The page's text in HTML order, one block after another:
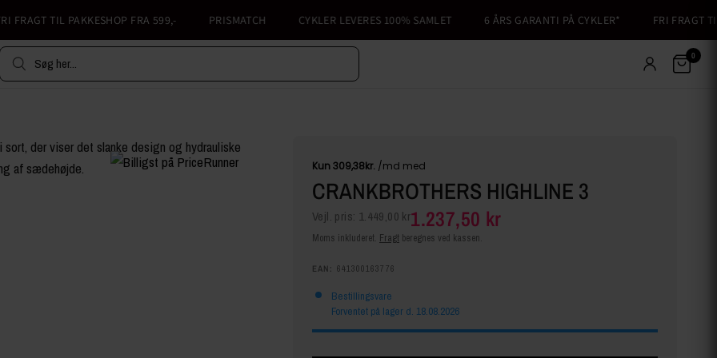
FRAGT TIL PAKKESHOP FRA 599,- PRISMATCH CYKLER LEVERES 100% SAMLET 6 ÅRS GARANTI PÅ CYKLER* FRI FRAGT TIL
Søg her... 0
CRANKBROTHERS HIGHLINE 3
Vejl. pris: 1.449,00 kr1.237,50 kr
Moms inkluderet. Fragt beregnes ved kassen.
EAN: 641300163776
Bestillingsvare
Forventet på lager d. 18.08.2026